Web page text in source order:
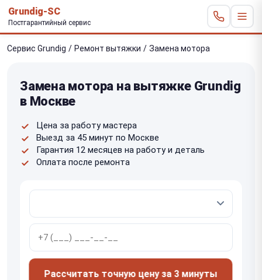
Grundig-SC
Постгарантийный сервис
Сервис Grundig / Ремонт вытяжки / Замена мотора
Замена мотора на вытяжке Grundig
в Москве
Цена за работу мастера
Выезд за 45 минут по Москве
Гарантия 12 месяцев на работу и деталь
Оплата после ремонта
Рассчитать точную цену за 3 минуты